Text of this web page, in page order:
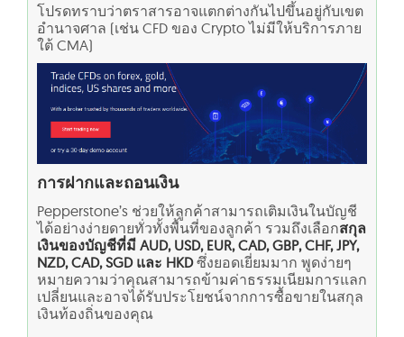
โปรดทราบว่าตราสารอาจแตกต่างกันไปขึ้นอยู่กับเขต
อำนาจศาล (เช่น CFD ของ Crypto ไม่มีให้บริการภาย
ใต้ CMA)
การฝากและถอนเงิน
Pepperstone’s ช่วยให้ลูกค้าสามารถเติมเงินในบัญชี
ได้อย่างง่ายดายทั่วทั้งพื้นที่ของลูกค้า รวมถึงเลือกสกุล
เงินของบัญชีที่มี AUD, USD, EUR, CAD, GBP, CHF, JPY,
NZD, CAD, SGD และ HKDซึ่งยอดเยี่ยมมาก พูดง่ายๆ
หมายความว่าคุณสามารถข้ามค่าธรรมเนียมการแลก
เปลี่ยนและอาจได้รับประโยชน์จากการซื้อขายในสกุล
เงินท้องถิ่นของคุณ